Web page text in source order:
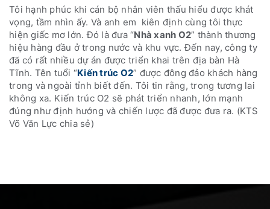
Tôi hạnh phúc khi cán bộ nhân viên thấu hiểu được khát
vọng, tầm nhìn ấy. Và anh em kiên định cùng tôi thực
hiện giấc mơ lớn. Đó là đưa “Nhà xanh O2” thành thương
hiệu hàng đầu ở trong nước và khu vực. Đến nay, công ty
đã có rất nhiều dự án được triển khai trên địa bàn Hà
Tĩnh. Tên tuổi “Kiến trúc O2” được đông đảo khách hàng
trong và ngoài tỉnh biết đến. Tôi tin rằng, trong tương lai
không xa. Kiến trúc O2 sẽ phát triển nhanh, lớn mạnh
đúng như định hướng và chiến lược đã được đưa ra. (KTS
Võ Văn Lực chia sẻ)